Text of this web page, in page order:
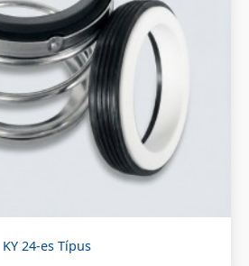
KY 24-es Típus